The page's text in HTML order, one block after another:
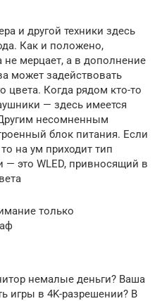
и другой техники здесь
Как и положено,
не мерцает, а в дополнение
может задействовать
цвета. Когда рядом кто-то
— здесь имеется
несомненным
блок питания. Если
на ум приходит тип
это WLED, привносящий в
только
немалые деньги? Ваша
игры в 4K-разрешении? В